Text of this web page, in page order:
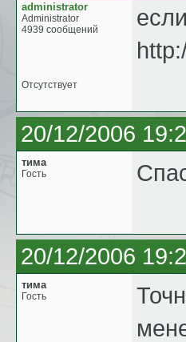
administrator
Administrator
4939 сообщений
Отсутствует
20/12/2006
тима
Гость
20/12/2006
тима
Гость